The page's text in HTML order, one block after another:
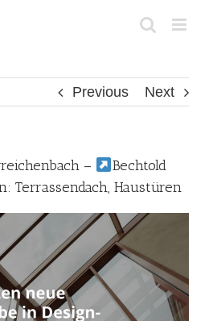
Previous Next
–
Bechtold
Terrassendach, Haustüren